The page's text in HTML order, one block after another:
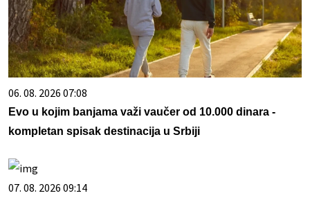
06. 08. 2026 07:08
Evo u kojim banjama važi vaučer od 10.000 dinara -
kompletan spisak destinacija u Srbiji
07. 08. 2026 09:14